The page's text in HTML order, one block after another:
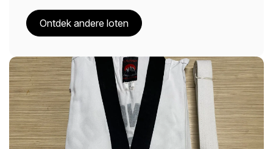
Ontdek andere loten